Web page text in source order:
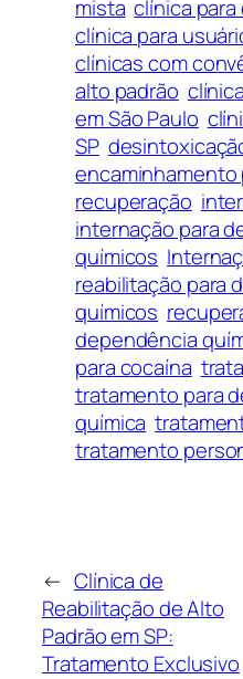
mista clínica para
clínica para
clínicas com
alto padrão
em São Paulo
SP
encaminhamento
recuperação
internação para
químicos
reabilitação para
químicos
dependência
para cocaína
tratamento para
química
tratamento
← Clínica de
Reabilitação de Alto
Padrão em SP:
Tratamento Exclusivo